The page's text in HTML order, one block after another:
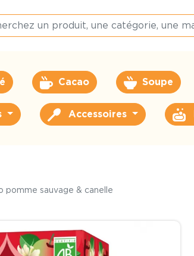
Cacao Soupe
Accessoires
pomme sauvage & canelle